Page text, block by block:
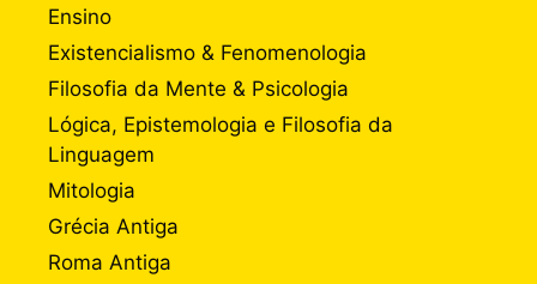
Ensino
Existencialismo & Fenomenologia
Filosofia da Mente & Psicologia
Lógica, Epistemologia e Filosofia da
Linguagem
Mitologia
Grécia Antiga
Roma Antiga